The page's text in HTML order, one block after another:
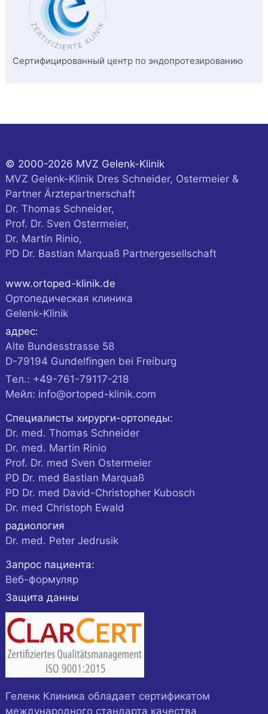
Сертифицированный центр по эндопротезированию
© 2000-2026 MVZ Gelenk-Klinik
MVZ Gelenk-Klinik Dres Schneider, Ostermeier &
Partner Ärztepartnerschaft
Dr. Thomas Schneider,
Prof. Dr. Sven Ostermeier,
Dr. Martin Rinio,
PD Dr. Bastian Marquaß Partnergesellschaft
www.ortoped-klinik.de
Ортопедическая клиника
Gelenk-Klinik
адрес:
Alte Bundesstrasse 58
D-79194 Gundelfingen bei Freiburg
Tел.: +49-761-79117-218
Мейл: info@ortoped-klinik.com
Специалисты хирурги-ортопеды:
Dr. med. Thomas Schneider
Dr. med. Martin Rinio
Prof. Dr. med Sven Ostermeier
PD Dr. med Bastian Marquaß
PD Dr. med David-Christopher Kubosch
Dr. med Christoph Ewald
радиология
Dr. med. Peter Jedrusik
Запрос пациента:
Веб-формуляр
Защита данны
Геленк Клиника обладает сертификатом
международного стандарта качества